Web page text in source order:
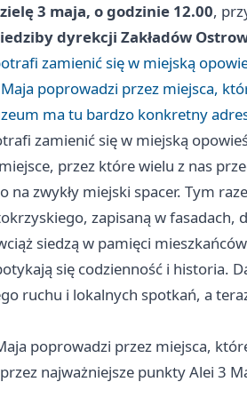
3 maja, o godzinie 12.00,
dyrekcji Zakładów
zamienić się w miejską
poprowadzi przez miejsca,
ma tu bardzo konkretny
zamienić się w miejską
przez które wielu z nas
na zwykły miejski spacer. Tym
zapisaną w
siedzą w pamięci
się codzienność i historia.
ruchu i lokalnych spotkań, a
poprowadzi przez miejsca,
najważniejsze punkty Alei 3